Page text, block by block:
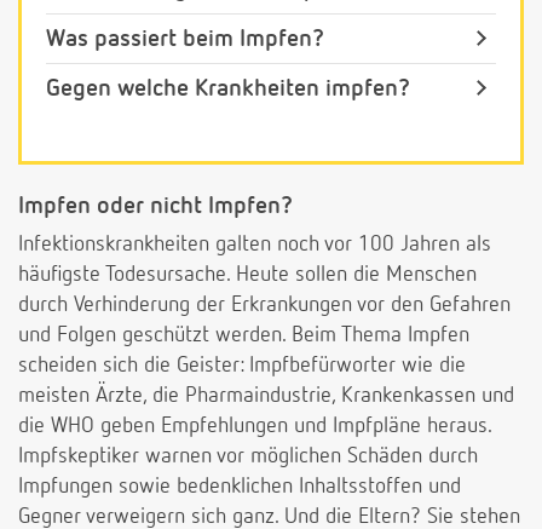
Was passiert beim Impfen?
Gegen welche Krankheiten impfen?
Impfen oder nicht Impfen?
Infektionskrankheiten galten noch vor 100 Jahren als
häufigste Todesursache. Heute sollen die Menschen
durch Verhinderung der Erkrankungen vor den Gefahren
und Folgen geschützt werden. Beim Thema Impfen
scheiden sich die Geister: Impfbefürworter wie die
meisten Ärzte, die Pharmaindustrie, Krankenkassen und
die WHO geben Empfehlungen und Impfpläne heraus.
Impfskeptiker warnen vor möglichen Schäden durch
Impfungen sowie bedenklichen Inhaltsstoffen und
Gegner verweigern sich ganz. Und die Eltern? Sie stehen